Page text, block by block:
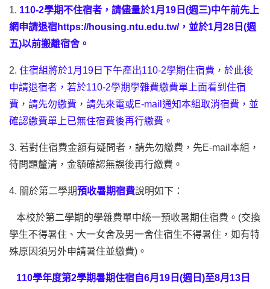
1. 110-2學期不住宿者，請儘量於1月19日(週三)中午前先上
網申請退宿https://housing.ntu.edu.tw/，並於1月28日(週
五)以前搬離宿舍。
2. 住宿組將於1月19日下午產出110-2學期住宿費，於此後
申請退宿者，若於110-2學期學雜費繳費單上面看到住宿
費，請先勿繳費，請先來電或E-mail通知本組取消宿費，並
確認繳費單上已無住宿費後再行繳費。
3. 若對住宿費金額有疑問者，請先勿繳費，先E-mail本組，
待問題釐清，金額確認無誤後再行繳費。
4. 關於第二學期預收暑期宿費說明如下：
本校於第二學期的學雜費單中統一預收暑期住宿費。(交換
學生不得暑住、大一女舍及男一舍住宿生不得暑住，如有特
殊原因須另外申請暑住並繳費)。
110學年度第2學期暑期住宿自6月19日(週日)至8月13日